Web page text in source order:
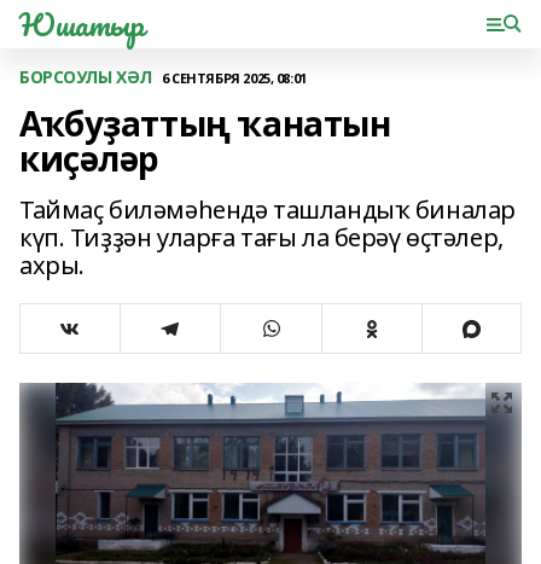
Юшатыр
БОРСОУЛЫ ХӘЛ 6 СЕНТЯБРЯ 2025, 08:01
Аҡбуҙаттың ҡанатын
киҫәләр
Таймаҫ биләмәһендә ташландыҡ биналар
күп. Тиҙҙән уларға тағы ла берәү өҫтәлер,
ахры.